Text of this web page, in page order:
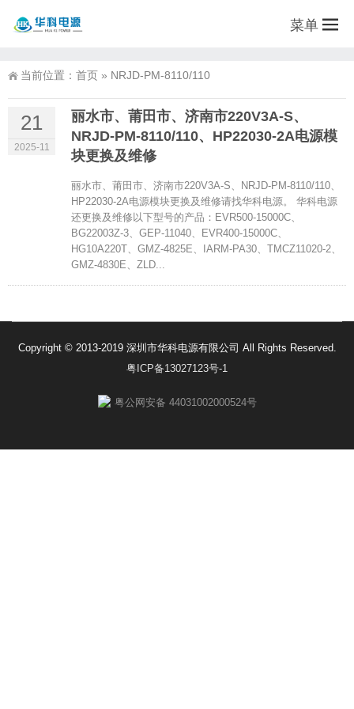
菜单
当前位置： 首页 » NRJD-PM-8110/110
21
2025-11
丽水市、莆田市、济南市220V3A-S、
NRJD-PM-8110/110、HP22030-2A电源模
块更换及维修
丽水市、莆田市、济南市220V3A-S、NRJD-PM-8110/110、
HP22030-2A电源模块更换及维修请找华科电源。 华科电源
还更换及维修以下型号的产品：EVR500-15000C、
BG22003Z-3、GEP-11040、EVR400-15000C、
HG10A220T、GMZ-4825E、IARM-PA30、TMCZ11020-2、
GMZ-4830E、ZLD...
Copyright © 2013-2019 深圳市华科电源有限公司 All Rights Reserved.
粤ICP备13027123号-1
粤公网安备 44031002000524号